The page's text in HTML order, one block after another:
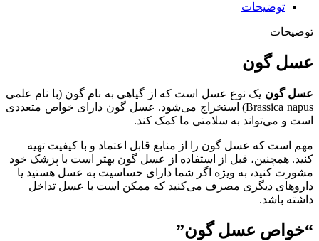
توضیحات
توضیحات
عسل گون
عسل گون یک نوع عسل است که از گیاهی به نام گون (با نام علمی
Brassica napus) استخراج می‌شود. عسل گون دارای خواص متعددی
است و می‌تواند به سلامتی ما کمک کند.
مهم است که عسل گون را از منابع قابل اعتماد و با کیفیت تهیه
کنید. همچنین، قبل از استفاده از عسل گون بهتر است با پزشک خود
مشورت کنید، به ویژه اگر شما دارای حساسیت به عسل هستید یا
داروهای دیگری مصرف می‌کنید که ممکن است با عسل تداخل
داشته باشد.
“خواص عسل گون”